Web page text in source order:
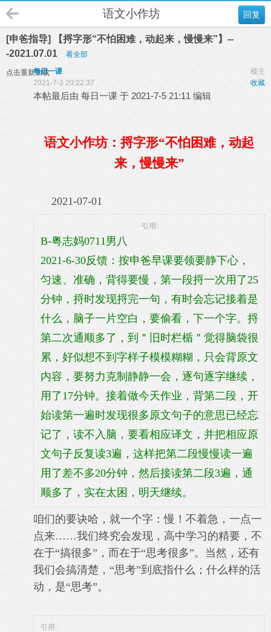
回复
语文小作坊
[申爸指导] 【捋字形“不怕困难，动起来，慢慢来”】--
-2021.07.01
看全部
点击重新加载 楼主
每日一课
收藏
2021-7-3 20:22:37
本帖最后由 每日一课 于 2021-7-5 21:11 编辑
语文小作坊：捋字形“不怕困难，动起
来，慢慢来”
2021-07-01
引用:
B-粤志妈0711男八
2021-6-30反馈：按申爸早课要领要静下心，
匀速、准确，背得要慢，第一段捋一次用了25
分钟，捋时发现捋完一句，有时会忘记接着是
什么，脑子一片空白，要偷看，下一个字。捋
第二次通顺多了，到＂旧时栏楯＂觉得脑袋很
累，好似想不到字样子模模糊糊，只会背原文
内容，要努力克制静静一会，逐句逐字继续，
用了17分钟。接着做今天作业，背第二段，开
始读第一遍时发现很多原文句子的意思已经忘
记了，读不入脑，要看相应译文，并把相应原
文句子反复读3遍，这样把第二段慢慢读一遍
用了差不多20分钟，然后接读第二段3遍，通
顺多了，实在太困，明天继续。
咱们的要诀哈，就一个字：慢！不着急，一点一
点来……我们终究会发现，高中学习的精要，不
在于“搞很多”，而在于“思考很多”。当然，还有
我们会搞清楚，“思考”到底指什么；什么样的活
动，是“思考”。
引用: